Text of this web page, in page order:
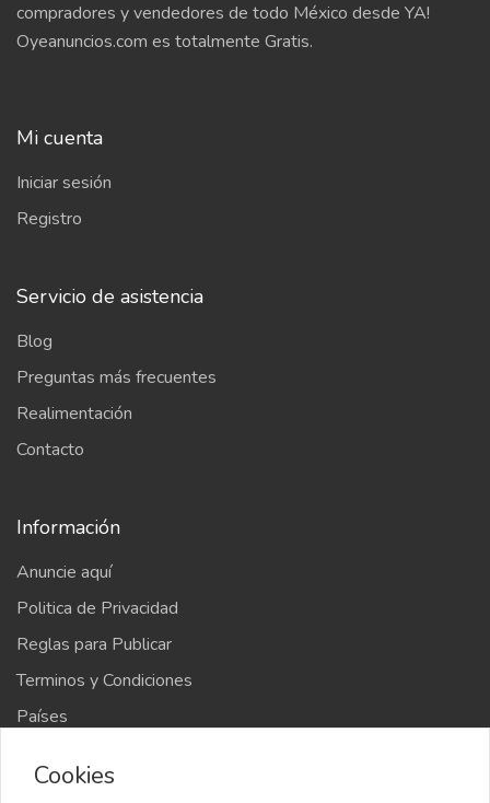
compradores y vendedores de todo México desde YA!
Oyeanuncios.com es totalmente Gratis.
Mi cuenta
Iniciar sesión
Registro
Servicio de asistencia
Blog
Preguntas más frecuentes
Realimentación
Contacto
Información
Anuncie aquí
Politica de Privacidad
Reglas para Publicar
Terminos y Condiciones
Países
Cookies